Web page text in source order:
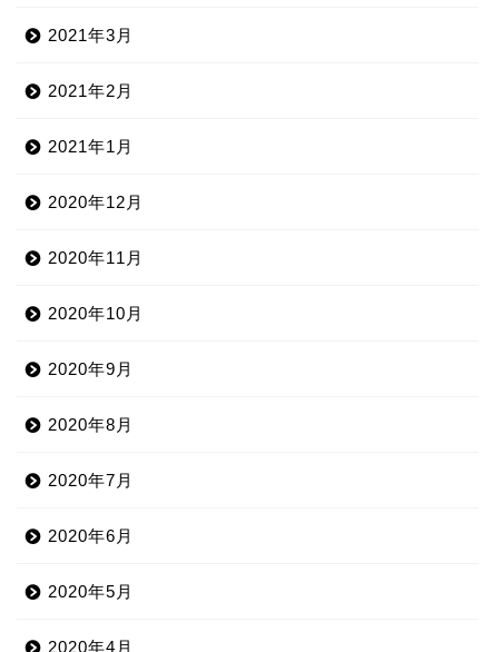
2021年3月
2021年2月
2021年1月
2020年12月
2020年11月
2020年10月
2020年9月
2020年8月
2020年7月
2020年6月
2020年5月
2020年4月